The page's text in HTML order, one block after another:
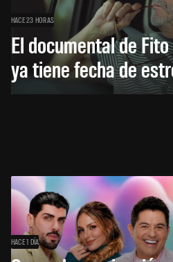
HACE 23 HORAS
El documental de
ya tiene fecha de
HACE 1 DÍA